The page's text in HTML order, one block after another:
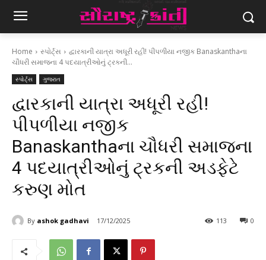
Home સ્પોર્ટ્સ
દ્વારકાની યાત્રા અધૂરી રહી! પીપળીયા નજીક Banaskanthaના
ચૌધરી સમાજના 4 પદયાત્રીઓનું ટ્રકની...
સ્પોર્ટ્સ ગુજરાત
દ્વારકાની યાત્રા અધૂરી રહી!
પીપળીયા નજીક
Banaskanthaના ચૌધરી સમાજના
4 પદયાત્રીઓનું ટ્રકની અડફેટે
કરુણ મોત
By ashok gadhavi 17/12/2025 0
113